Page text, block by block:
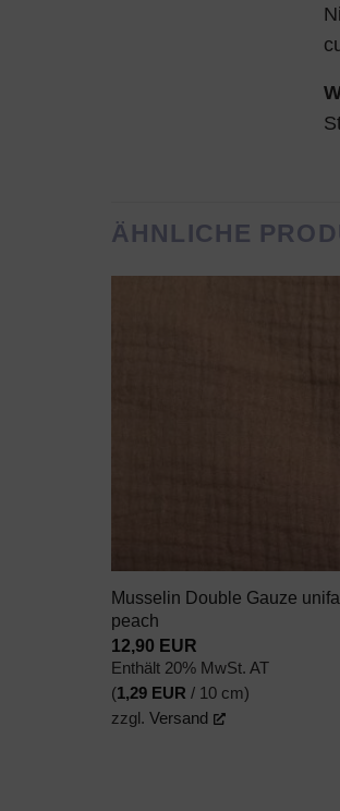
ÄHNLICHE
Musselin Double Gauze
peach
12,90 EUR
Enthält 20% MwSt. AT
(1,29 EUR / 10 cm)
zzgl. Versand